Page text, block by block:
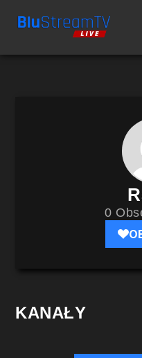
0
KANAŁY